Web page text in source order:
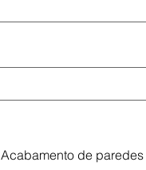
Acabamento de paredes